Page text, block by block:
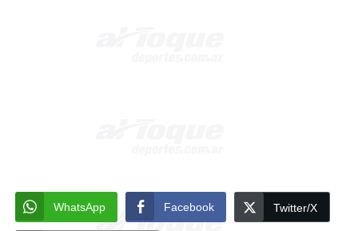
WhatsApp Facebook Twitter/X